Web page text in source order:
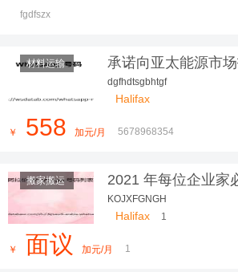
fgdfszx
材料运输
承诺向亚太能源市
玛丽莎·希金斯
dgfhdtsgbhtgf
Halifax
￥ 558 加元/月 5678968354
搬家搬运
2021 年每位企业家
物联网趋势
KOJXFGNGH
Halifax 1
￥ 面议 加元/月 1